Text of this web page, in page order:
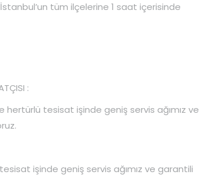
tüm ilçelerine 1 saat içerisinde
:
tesisat işinde geniş servis ağımız ve
işinde geniş servis ağımız ve garantili